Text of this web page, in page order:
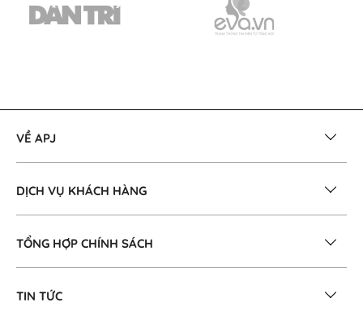
VỀ APJ
DỊCH VỤ KHÁCH HÀNG
TỔNG HỢP CHÍNH SÁCH
TIN TỨC